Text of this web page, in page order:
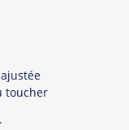
toucher